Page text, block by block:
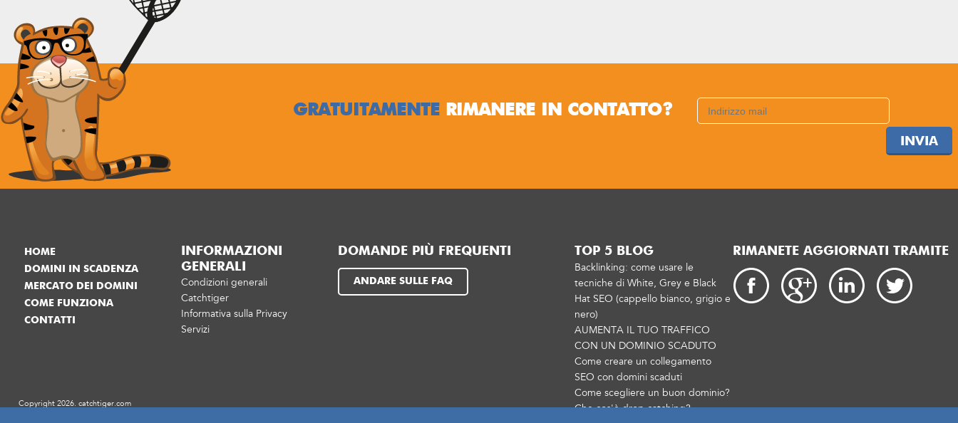
GRATUITAMENTE RIMANERE IN CONTATTO?
INVIA
HOME
DOMINI IN SCADENZA
MERCATO DEI DOMINI
COME FUNZIONA
CONTATTI
INFORMAZIONI
GENERALI
Condizioni generali
Catchtiger
Informativa sulla Privacy
Servizi
DOMANDE PIÙ FREQUENTI
ANDARE SULLE FAQ
TOP 5 BLOG
Backlinking: come usare le
tecniche di White, Grey e Black
Hat SEO (cappello bianco, grigio e
nero)
AUMENTA IL TUO TRAFFICO
CON UN DOMINIO SCADUTO
Come creare un collegamento
SEO con domini scaduti
Come scegliere un buon dominio?
Che cos'è drop catching?
RIMANETE AGGIORNATI TRAMITE
Copyright 2026. catchtiger.com